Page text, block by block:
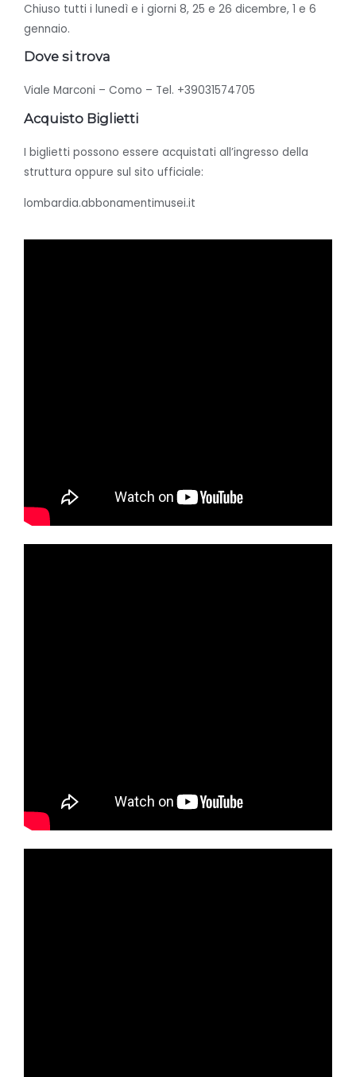
Chiuso tutti i lunedì e i giorni 8, 25 e 26 dicembre, 1 e 6
gennaio.
Dove si trova
Viale Marconi – Como – Tel. +39031574705
Acquisto Biglietti
I biglietti possono essere acquistati all’ingresso della
struttura oppure sul sito ufficiale:
lombardia.abbonamentimusei.it